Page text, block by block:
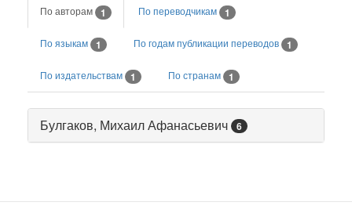
По авторам 1 По переводчикам 1
По языкам 1 По годам публикации переводов 1
По издательствам 1 По странам 1
Булгаков, Михаил Афанасьевич 6